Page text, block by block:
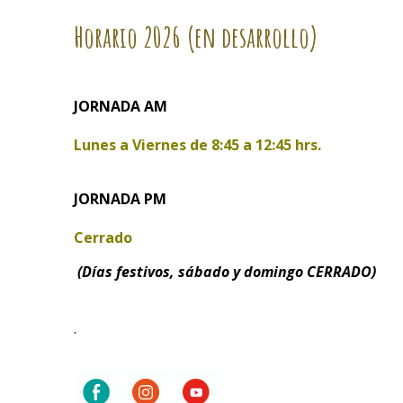
Horario 2026 (en desarrollo)
JORNADA AM
Lunes a Viernes de 8:45 a 12:45 hrs.
JORNADA PM
Cerrado
(Días festivos, sábado y domingo CERRADO)
.